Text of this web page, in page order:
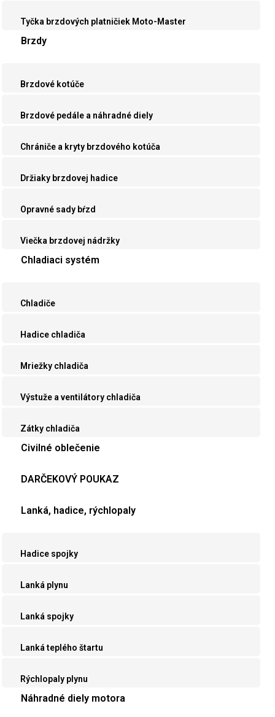
Tyčka brzdových platničiek Moto-Master
Brzdy
Brzdové kotúče
Brzdové pedále a náhradné diely
Chrániče a kryty brzdového kotúča
Držiaky brzdovej hadice
Opravné sady bŕzd
Viečka brzdovej nádržky
Chladiaci systém
Chladiče
Hadice chladiča
Mriežky chladiča
Výstuže a ventilátory chladiča
Zátky chladiča
Civilné oblečenie
DARČEKOVÝ POUKAZ
Lanká, hadice, rýchlopaly
Hadice spojky
Lanká plynu
Lanká spojky
Lanká teplého štartu
Rýchlopaly plynu
Náhradné diely motora